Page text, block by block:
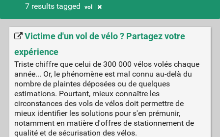
7 results tagged vol
Victime d'un vol de vélo ? Partagez votre
expérience
Triste chiffre que celui de 300 000 vélos volés chaque
année... Or, le phénomène est mal connu au-delà du
nombre de plaintes déposées ou de quelques
estimations. Pourtant, mieux connaître les
circonstances des vols de vélos doit permettre de
mieux identifier les solutions pour s'en prémunir,
notamment en matière d'offres de stationnement de
qualité et de sécurisation des vélos.